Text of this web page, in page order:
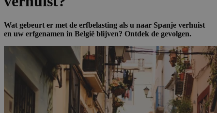
Wat gebeurt er met de erfbelasting als u naar Spanje verhuist
en uw erfgenamen in België blijven? Ontdek de gevolgen.